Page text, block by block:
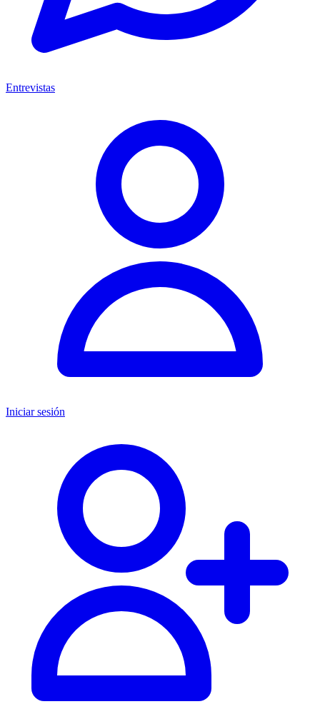
Entrevistas
Iniciar sesión